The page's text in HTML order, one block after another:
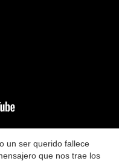
un ser querido fallece
que nos trae los